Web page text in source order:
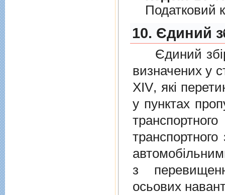
Податковий
10. Єдиний
Єдиний збiр
визначених у
XIV, якi
у пунктах
з
осьових